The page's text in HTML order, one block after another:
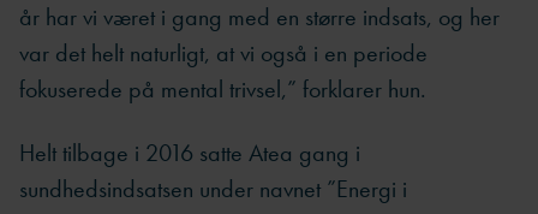
år har vi været i gang med en større indsats, og her
var det helt naturligt, at vi også i en periode
fokuserede på mental trivsel,” forklarer hun.
Helt tilbage i 2016 satte Atea gang i
sundhedsindsatsen under navnet ”Energi i